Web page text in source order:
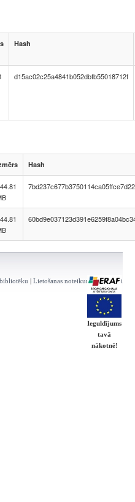
Hash
d15ac02c25a4841b052dbfb55018712f
Hash
| Lietošanas noteikumi | Kontakti
Ieguldījums
tavā
nākotnē!